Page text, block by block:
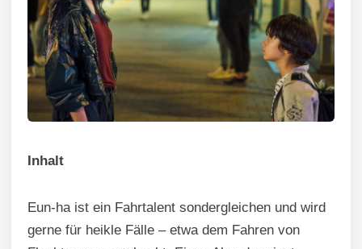
Inhalt
Eun-ha ist ein Fahrtalent sondergleichen und wird
gerne für heikle Fälle – etwa dem Fahren von